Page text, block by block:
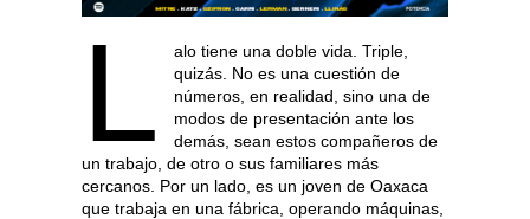
L
alo tiene una doble vida. Triple,
quizás. No es una cuestión de
números, en realidad, sino una de
modos de presentación ante los
demás, sean estos compañeros de
un trabajo, de otro o sus familiares más
cercanos. Por un lado, es un joven de Oaxaca
que trabaja en una fábrica, operando máquinas,